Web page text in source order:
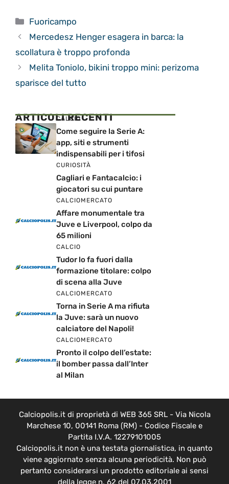
Categorie
Fuoricampo
Mercedesz Henger esagera in barca: la
scollatura è troppo profonda
Melita Toniolo, bikini troppo mini: perizoma
sparisce del tutto
ARTICOLI RECENTI
CALCIO
Come seguire la Serie A:
app, siti e strumenti
indispensabili per i tifosi
CURIOSITÀ
Cagliari e Fantacalcio: i
giocatori su cui puntare
CALCIOMERCATO
Affare monumentale tra
Juve e Liverpool, colpo da
65 milioni
CALCIO
Tudor lo fa fuori dalla
formazione titolare: colpo
di scena alla Juve
CALCIOMERCATO
Torna in Serie A ma rifiuta
la Juve: sarà un nuovo
calciatore del Napoli!
CALCIOMERCATO
Pronto il colpo dell’estate:
il bomber passa dall’Inter
al Milan
Calciopolis.it di proprietà di WEB 365 SRL - Via Nicola
Marchese 10, 00141 Roma (RM) - Codice Fiscale e
Partita I.V.A. 12279101005
Calciopolis.it non è una testata giornalistica, in quanto
viene aggiornato senza alcuna periodicità. Non può
pertanto considerarsi un prodotto editoriale ai sensi
della legge n. 62 del 07.03.2001